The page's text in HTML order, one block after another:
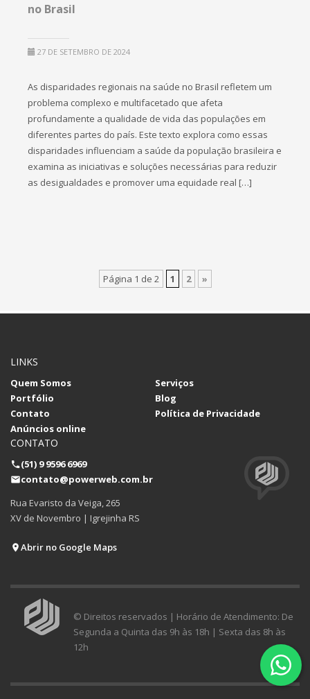
no Brasil
27 DE SETEMBRO DE 2024
As disparidades regionais na saúde no Brasil refletem um
problema complexo e multifacetado que afeta
profundamente a qualidade de vida das populações em
diferentes partes do país. Este texto explora como essas
disparidades influenciam a saúde da população brasileira e
examina as iniciativas e soluções necessárias para reduzir
as desigualdades e promover uma equidade real […]
Página 1 de 2 1 2 »
LINKS
Quem Somos
Serviços
Portfólio
Blog
Contato
Política de Privacidade
Anúncios online
CONTATO
(51) 9 9596 6969
contato@powerweb.com.br
Rua Evaristo da Veiga, 265
XV de Novembro | Igrejinha RS
Abrir no Google Maps
© Direitos reservados | Horário de Atendimento: De
Segunda a Quinta das 9h às 18h | Sexta das 8h às
12h